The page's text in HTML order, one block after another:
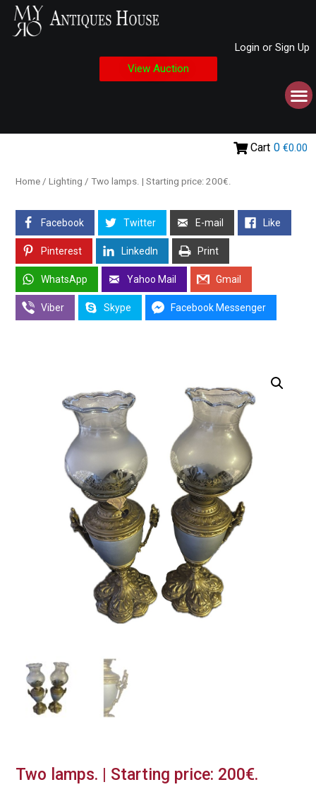
Login or Sign Up
View Auction
Cart 0 €0.00
Home / Lighting / Two lamps. | Starting price: 200€.
Facebook Twitter E-mail Like
Pinterest LinkedIn Print
WhatsApp Yahoo Mail Gmail
Viber Skype Facebook Messenger
Two lamps. | Starting price: 200€.